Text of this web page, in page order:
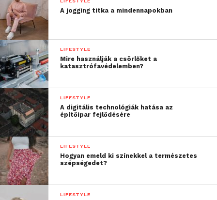
A jogging titka a mindennapokban
LIFESTYLE
Mire használják a csörlőket a
katasztrófavédelemben?
LIFESTYLE
A digitális technológiák hatása az
építőipar fejlődésére
LIFESTYLE
Hogyan emeld ki színekkel a természetes
szépségedet?
LIFESTYLE